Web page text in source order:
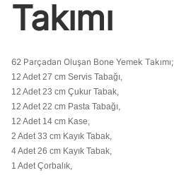
Takımı
62 Parçadan Oluşan Bone Yemek Takımı;
12 Adet 27 cm Servis Tabağı,
12 Adet 23 cm Çukur Tabak,
12 Adet 22 cm Pasta Tabağı,
12 Adet 14 cm Kase,
2 Adet 33 cm Kayık Tabak,
4 Adet 26 cm Kayık Tabak,
1 Adet Çorbalık,